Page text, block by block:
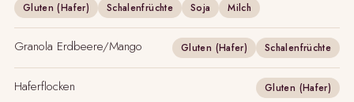
Gluten (Hafer) Schalenfrüchte Soja Milch
Granola Erdbeere/Mango Gluten (Hafer) Schalenfrüchte
Haferflocken Gluten (Hafer)